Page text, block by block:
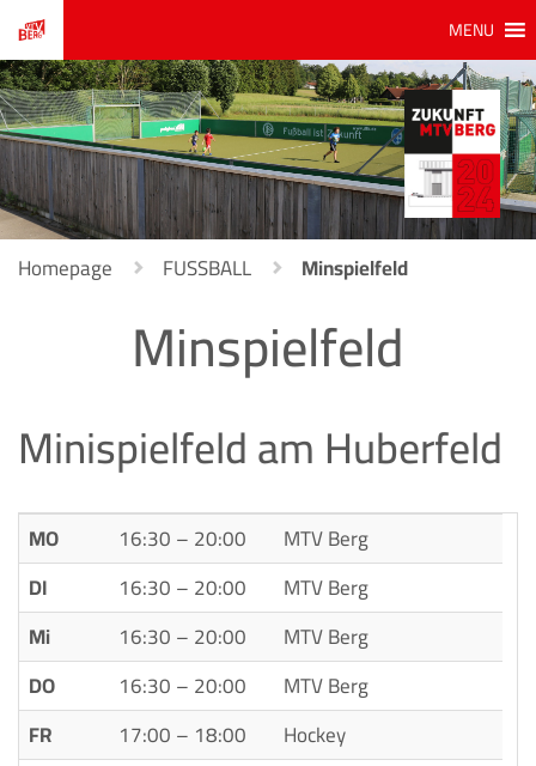
MENU
Homepage FUSSBALL Minspielfeld
Minspielfeld
Minispielfeld am Huberfeld
MO 16:30 – 20:00
MTV Berg
DI
16:30 – 20:00
MTV Berg
Mi
16:30 – 20:00
MTV Berg
DO
16:30 – 20:00
MTV Berg
FR
17:00 – 18:00
Hockey